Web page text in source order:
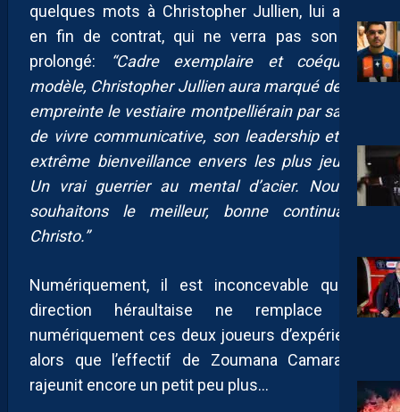
quelques mots à Christopher Jullien, lui aussi
en fin de contrat, qui ne verra pas son bail
prolongé:
“Cadre exemplaire et coéquipier
modèle, Christopher Jullien aura marqué de son
empreinte le vestiaire montpelliérain par sa joie
de vivre communicative, son leadership et son
extrême bienveillance envers les plus jeunes.
Un vrai guerrier au mental d’acier. Nous te
souhaitons le meilleur, bonne continuation
Christo.”
Numériquement, il est inconcevable que la
direction héraultaise ne remplace pas
numériquement ces deux joueurs d’expérience
alors que l’effectif de Zoumana Camara se
rajeunit encore un petit peu plus…